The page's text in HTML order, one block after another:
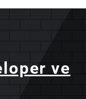
ve